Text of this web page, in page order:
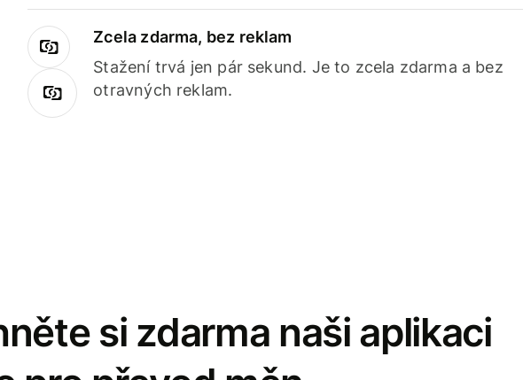
Zcela zdarma, bez reklam
Stažení trvá jen pár sekund. Je to zcela zdarma a bez
otravných reklam.
si zdarma naši aplikaci